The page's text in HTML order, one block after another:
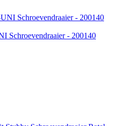
Schroevendraaier - 200140